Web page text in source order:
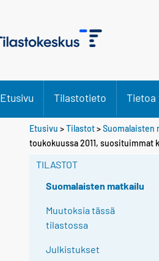
Etusivu Tilastotieto Tietoa
Etusivu >Tilastot>Suomalaisten
toukokuussa 2011, suosituimmat
TILASTOT
Suomalaisten matkailu
Muutoksia tässä
tilastossa
Julkistukset